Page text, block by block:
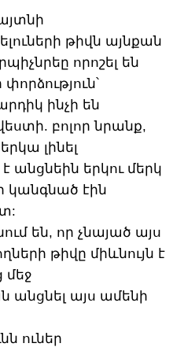
թիվն այնքան
որոշել են
ինչի են
բոլոր նրանք,
լինել
անցնեին երկու մերկ
կանգնած էին
են, որ չնայած այս
թիվը միևնույն է
մեջ
անցնել այս ամենի
ուներ